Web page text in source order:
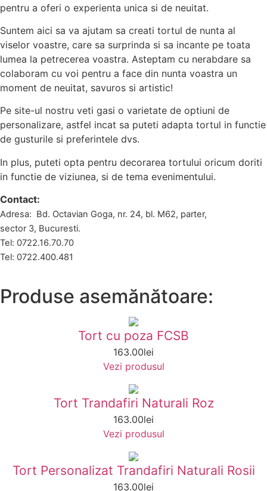
pentru a oferi o experienta unica si de neuitat.
Suntem aici sa va ajutam sa creati tortul de nunta al
viselor voastre, care sa surprinda si sa incante pe toata
lumea la petrecerea voastra. Asteptam cu nerabdare sa
colaboram cu voi pentru a face din nunta voastra un
moment de neuitat, savuros si artistic!
Pe site-ul nostru veti gasi o varietate de optiuni de
personalizare, astfel incat sa puteti adapta tortul in functie
de gusturile si preferintele dvs.
In plus, puteti opta pentru decorarea tortului oricum doriti
in functie de viziunea, si de tema evenimentului.
Contact:
Adresa: Bd. Octavian Goga, nr. 24, bl. M62, parter,
sector 3, Bucuresti.
Tel: 0722.16.70.70
Tel: 0722.400.481
Produse asemănătoare:
Tort cu poza FCSB
163.00lei
Vezi produsul
Tort Trandafiri Naturali Roz
163.00lei
Vezi produsul
Tort Personalizat Trandafiri Naturali Rosii
163.00lei